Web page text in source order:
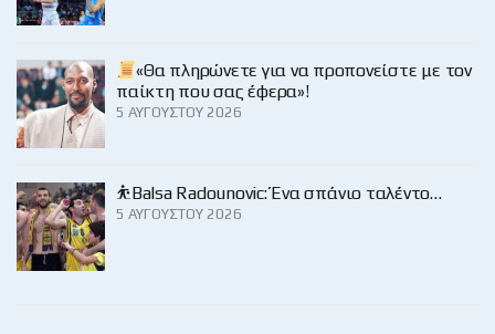
«Θα πληρώνετε για να προπονείστε με τον
παίκτη που σας έφερα»!
5 ΑΥΓΟΎΣΤΟΥ 2026
⛹️Balsa Radounovic: Ένα σπάνιο ταλέντο…
5 ΑΥΓΟΎΣΤΟΥ 2026